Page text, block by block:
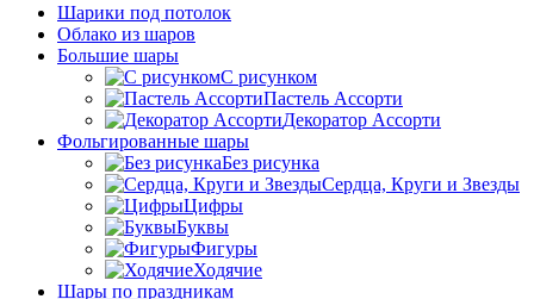
Шарики под потолок
Облако из шаров
Большие шары
C рисунком
Пастель Ассорти
Декоратор Ассорти
Фольгированные шары
Без рисунка
Сердца, Круги и Звезды
Цифры
Буквы
Фигуры
Ходячие
Шары по праздникам